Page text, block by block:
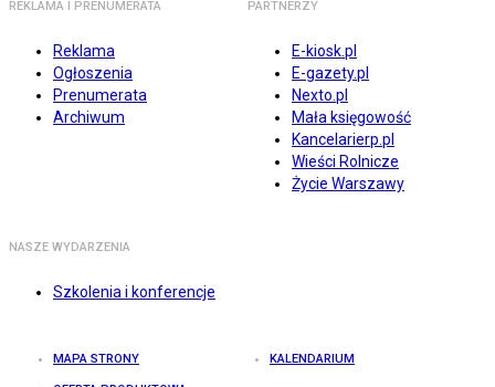
REKLAMA I PRENUMERATA
Reklama
Ogłoszenia
Prenumerata
Archiwum
PARTNERZY
E-kiosk.pl
E-gazety.pl
Nexto.pl
Mała księgowość
Kancelarierp.pl
Wieści Rolnicze
Życie Warszawy
NASZE WYDARZENIA
Szkolenia i konferencje
MAPA STRONY KALENDARIUM